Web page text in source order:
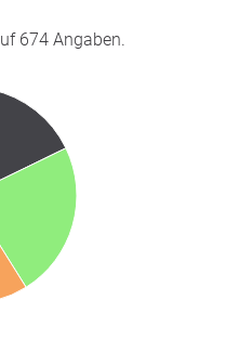
674 Angaben.